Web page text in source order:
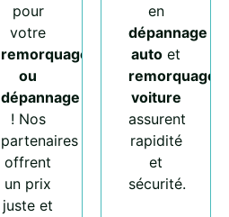
pour
votre
remorquage
ou
dépannage
! Nos
partenaires
offrent
un prix
juste et
en
dépannage
auto et
remorquage
voiture
assurent
rapidité
et
sécurité.